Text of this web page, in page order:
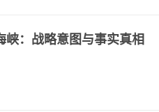
峡：战略意图与事实真相